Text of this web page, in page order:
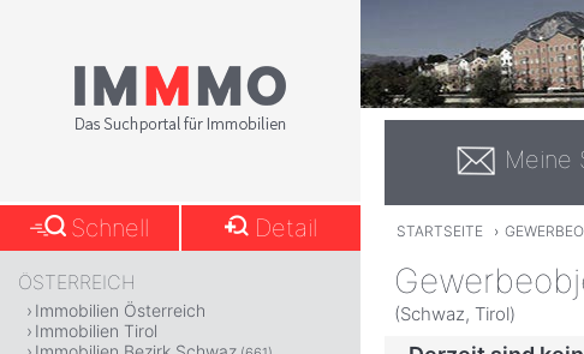
Meine
STARTSEITE ›
(Schwaz, Tirol)
Schnell Detail
ÖSTERREICH
Immobilien Österreich
Immobilien Tirol